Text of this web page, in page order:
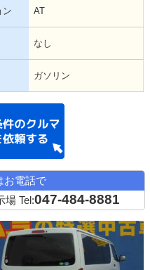
ン AT
なし
ガソリン
お電話で
場 Tel:047-484-8881